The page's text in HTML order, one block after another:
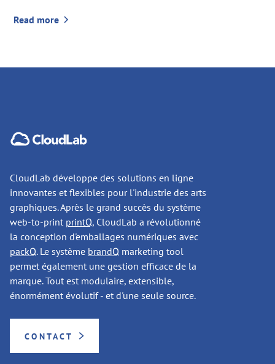
Read more
CloudLab développe des solutions en ligne
innovantes et flexibles pour l'industrie des arts
graphiques. Après le grand succès du système
web-to-print printQ, CloudLab a révolutionné
la conception d'emballages numériques avec
packQ. Le système brandQ marketing tool
permet également une gestion efficace de la
marque. Tout est modulaire, extensible,
énormément évolutif - et d'une seule source.
CONTACT